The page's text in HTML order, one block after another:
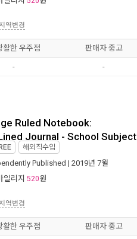
지역변경
활한 우주점 판매자 중고
- -
Ruled Notebook:
Journal - School Subject
해외직수입
Published | 2019년 7월
일리지 520원
지역변경
활한 우주점 판매자 중고